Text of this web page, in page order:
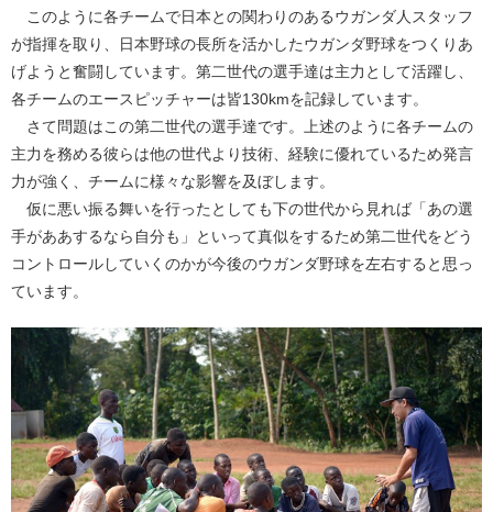
このように各チームで日本との関わりのあるウガンダ人スタッフ
が指揮を取り、日本野球の長所を活かしたウガンダ野球をつくりあ
げようと奮闘しています。第二世代の選手達は主力として活躍し、
各チームのエースピッチャーは皆130kmを記録しています。
さて問題はこの第二世代の選手達です。上述のように各チームの
主力を務める彼らは他の世代より技術、経験に優れているため発言
力が強く、チームに様々な影響を及ぼします。
仮に悪い振る舞いを行ったとしても下の世代から見れば「あの選
手がああするなら自分も」といって真似をするため第二世代をどう
コントロールしていくのかが今後のウガンダ野球を左右すると思っ
ています。